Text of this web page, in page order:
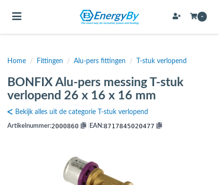
(Bevestigingsmateriaal / schroeven)
(Buffervaten, hygiene boilers & boilervaten)
(Buizen & leidingen)
(Expansievaten)
(Flexibele slangen)
Toggle navigation -
Home / Fittingen / Alu-pers fittingen / T-stuk verlopend
BONFIX Alu-pers messing T-stuk
verlopend 26 x 16 x 16 mm
Bekijk alles uit de categorie T-stuk verlopend
Artikelnummer:2000860 EAN:8717845020477